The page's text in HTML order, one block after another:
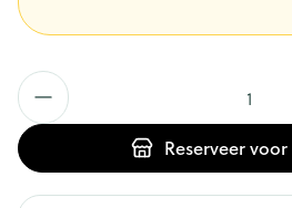
Aantal
Reserveer